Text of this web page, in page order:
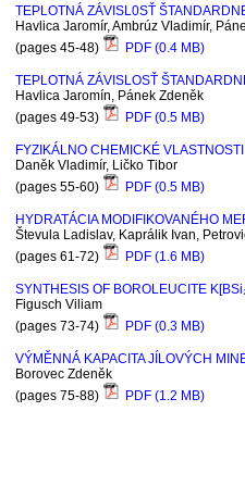
TEPLOTNÁ ZÁVISL0SŤ
Havlica Jaromír, Ambrúz Vladimír,
(pages 45-48)
PDF (0.4 MB)
TEPLOTNÁ ZÁVISLOSŤ
Havlica Jaromín, Pánek Zdeněk
(pages 49-53)
PDF (0.5 MB)
FYZIKÁLNO CHEMICKÉ
Daněk Vladimír, Ličko Tibor
(pages 55-60)
PDF (0.5 MB)
HYDRATÁCIA MODIFIKOVANÉHO
Števula Ladislav, Kaprálik Ivan,
(pages 61-72)
PDF (1.6 MB)
SYNTHESIS OF BOROLEUCITE K[BSi
Figusch Viliam
(pages 73-74)
PDF (0.3 MB)
VÝMĚNNÁ KAPACITA JÍLOVÝCH
Borovec Zdeněk
(pages 75-88)
PDF (1.2 MB)